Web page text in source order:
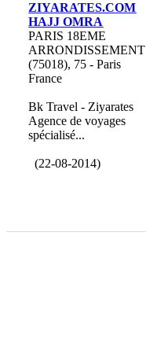
ZIYARATES.COM
HAJJ OMRA
PARIS 18EME
ARRONDISSEMENT
(75018), 75 - Paris
France
Bk Travel - Ziyarates
Agence de voyages
spécialisé...
(22-08-2014)